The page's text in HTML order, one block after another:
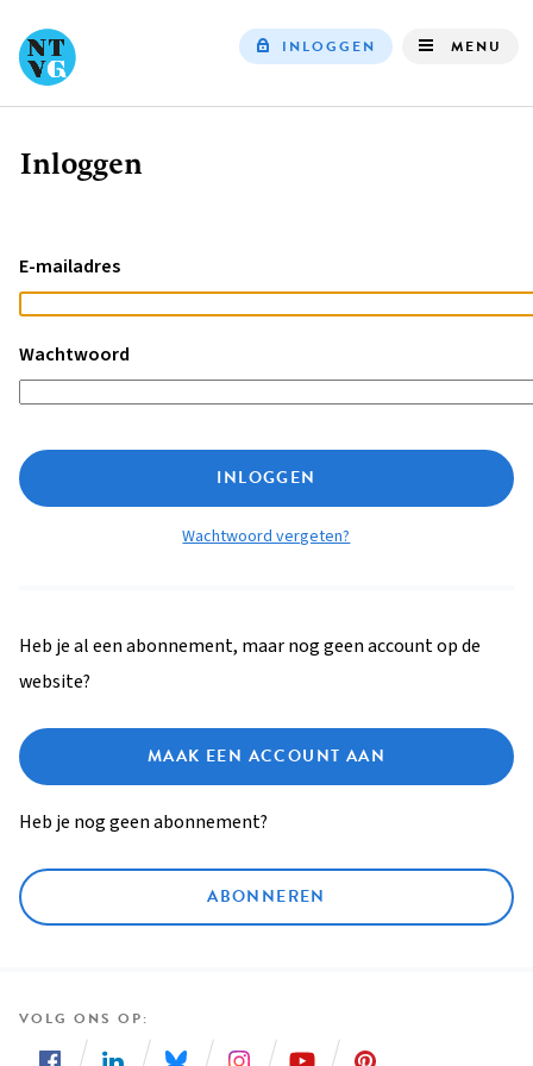
INLOGGEN MENU
Kruimelpad
Inloggen
E-mailadres
Wachtwoord
INLOGGEN
Wachtwoord vergeten?
Heb je al een abonnement, maar nog geen account op de
website?
MAAK EEN ACCOUNT AAN
Heb je nog geen abonnement?
ABONNEREN
VOLG ONS OP